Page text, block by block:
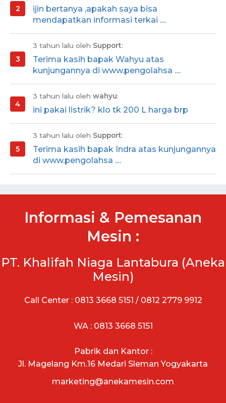
ijin bertanya ,apakah saya bisa
mendapatkan informasi terkai ....
3 tahun lalu oleh Support:
Terima kasih bapak Wahyu atas
kunjungannya di www.pengolahsa ....
3 tahun lalu oleh wahyu:
ini pakai listrik? klo tk 200 L harga brp
3 tahun lalu oleh Support:
Terima kasih bapak Indra atas kunjungannya
di www.pengolahsa ....
Informasi & Pemesanan
Mesin :
PT. Khalifah Niaga Lantabura (Aneka
Mesin)
Call Center : 0813 3668 5151 / 0812 2779 9912
WA : 0813 3668 5151
Pabrik dan Kantor :
Jl. Magelang Km.16 Medari Sleman Yogyakarta
marketing@anekamesin.com